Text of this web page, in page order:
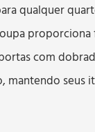
qualquer
com
mantendo seus